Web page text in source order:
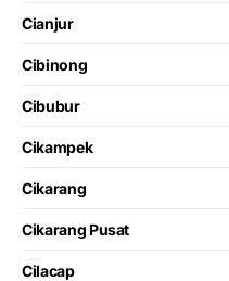
Cianjur
Cibinong
Cibubur
Cikampek
Cikarang
Cikarang Pusat
Cilacap